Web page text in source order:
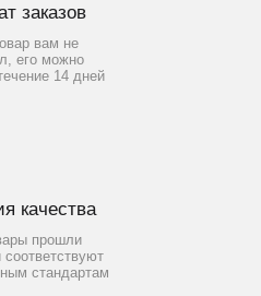
заказов
вам не
его можно
14 дней
качества
прошли
соответствуют
стандартам